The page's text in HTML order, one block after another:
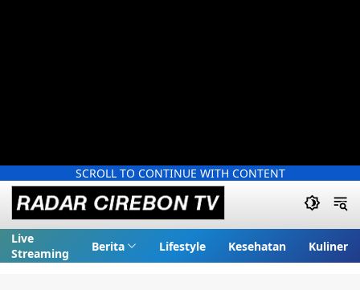
SCROLL TO CONTINUE WITH CONTENT
Live
Streaming
Berita Lifestyle Kesehatan Kuliner